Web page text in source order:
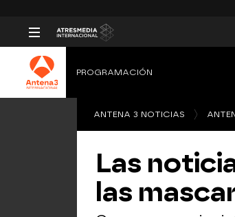
PROGRAMACIÓN
ANTENA 3 NOTICIAS
Las
las